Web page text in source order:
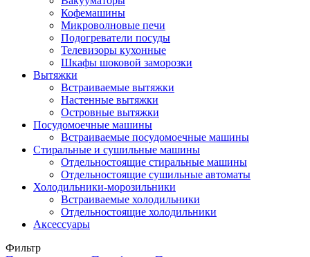
Кофемашины
Микроволновые печи
Подогреватели посуды
Телевизоры кухонные
Шкафы шоковой заморозки
Вытяжки
Встраиваемые вытяжки
Настенные вытяжки
Островные вытяжки
Посудомоечные машины
Встраиваемые посудомоечные машины
Стиральные и сушильные машины
Отдельностоящие стиральные машины
Отдельностоящие сушильные автоматы
Холодильники-морозильники
Встраиваемые холодильники
Отдельностоящие холодильники
Аксессуары
Фильтр